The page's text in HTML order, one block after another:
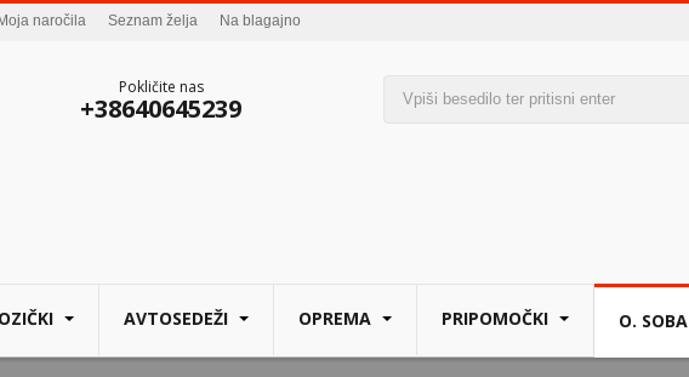
Moja naročila Seznam želja Na blagajno
Pokličite nas
+38640645239
AVTOSEDEŽI OPREMA PRIPOMOČKI O. SOBA